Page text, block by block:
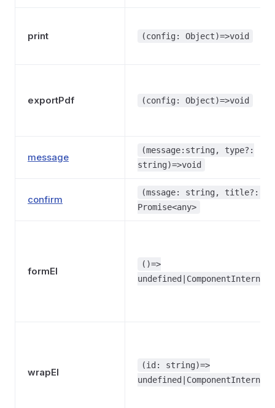
print (config: Object)=>void
exportPdf (config: Object)=>void
message
(message:string, type?:
string)=>void
confirm
(mssage: string, title?:
Promise<any>
formEl
()=>
wrapEl
(id: string)=>